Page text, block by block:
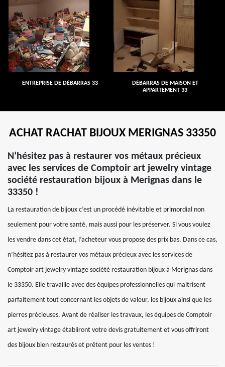
ENTREPRISE DE DÉBARRAS 33
DÉBARRAS DE MAISON ET
APPARTEMENT 33
ACHAT RACHAT BIJOUX MERIGNAS 33350
N’hésitez pas à restaurer vos métaux précieux
avec les services de Comptoir art jewelry vintage
société restauration bijoux à Merignas dans le
33350 !
La restauration de bijoux c’est un procédé inévitable et primordial non
seulement pour votre santé, mais aussi pour les préserver. Si vous voulez
les vendre dans cet état, l’acheteur vous propose des prix bas. Dans ce cas,
n’hésitez pas à restaurer vos métaux précieux avec les services de
Comptoir art jewelry vintage société restauration bijoux à Merignas dans
le 33350. Elle travaille avec des équipes professionnelles qui maitrisent
parfaitement tout concernant les objets de valeur, les bijoux ainsi que les
pierres précieuses. Avant de réaliser les travaux, les équipes de Comptoir
art jewelry vintage établiront votre devis gratuitement et vous offriront
des bijoux bien restaurés et prêtent pour les ventes !